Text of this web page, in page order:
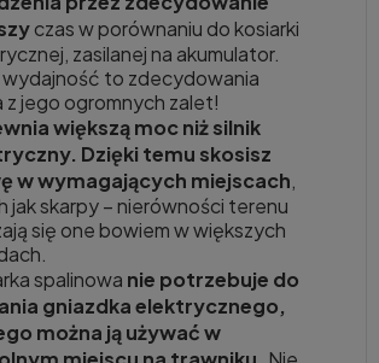
czas w porównaniu do kosiarki
zasilanej na akumulator.
wydajność to zdecydowania
z jego ogromnych zalet!
większą moc niż silnik
Dzięki temu skosisz
w wymagających miejscach,
jak skarpy – nierówności terenu
się one bowiem w większych
spalinowa nie potrzebuje do
gniazdka elektrycznego,
można ją używać w